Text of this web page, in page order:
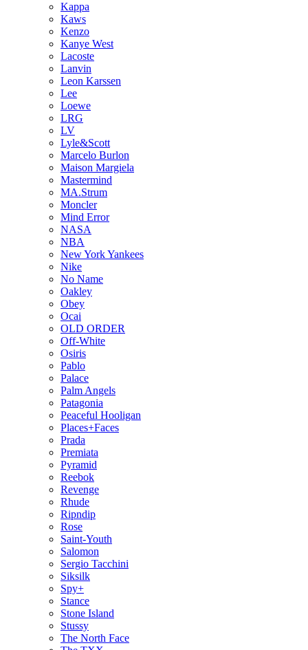
Kappa
Kaws
Kenzo
Kanye West
Lacoste
Lanvin
Leon Karssen
Lee
Loewe
LRG
LV
Lyle&Scott
Marcelo Burlon
Maison Margiela
Mastermind
MA.Strum
Moncler
Mind Error
NASA
NBA
New York Yankees
Nike
No Name
Oakley
Obey
Ocai
OLD ORDER
Off-White
Osiris
Pablo
Palace
Palm Angels
Patagonia
Peaceful Hooligan
Places+Faces
Prada
Premiata
Pyramid
Reebok
Revenge
Rhude
Ripndip
Rose
Saint-Youth
Salomon
Sergio Tacchini
Siksilk
Spy+
Stance
Stone Island
Stussy
The North Face